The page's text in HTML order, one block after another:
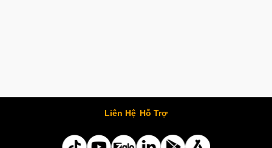
Liên Hệ Hỗ Trợ